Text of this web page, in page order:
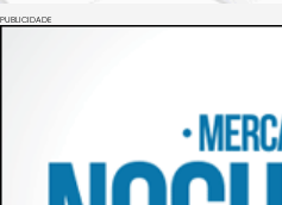
PUBLICIDADE